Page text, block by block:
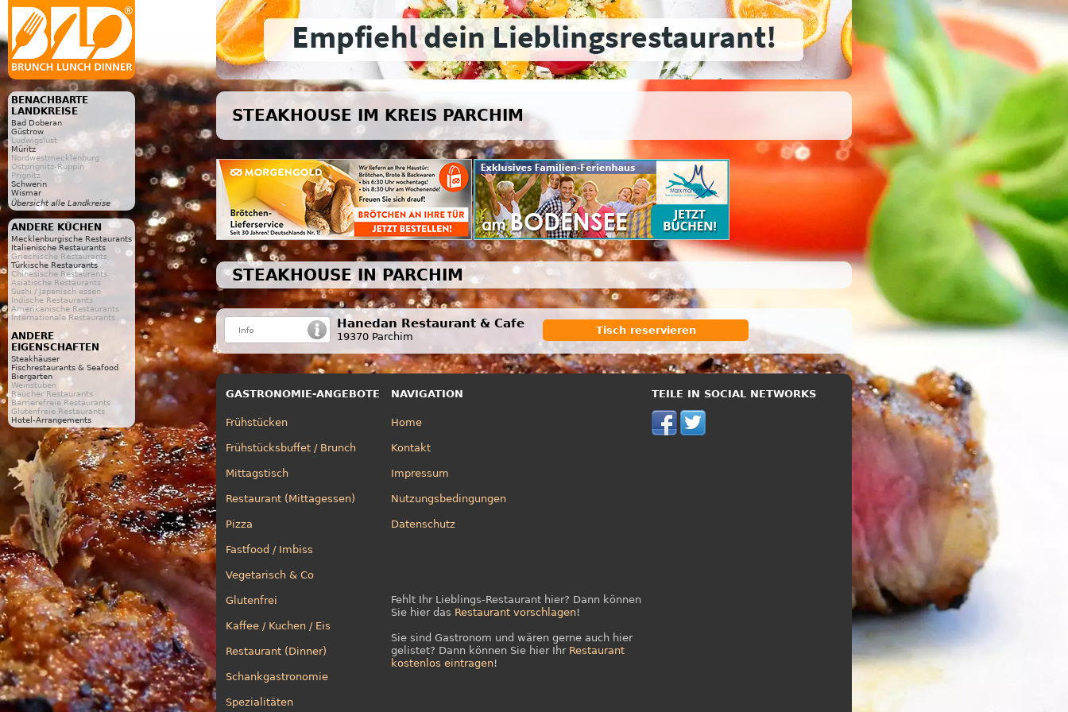
BENACHBARTE
LANDKREISE
Bad Doberan
Güstrow
Ludwigslust
Müritz
Nordwestmecklenburg
Ostprignitz-Ruppin
Prignitz
Schwerin
Wismar
Übersicht alle Landkreise
ANDERE KÜCHEN
Mecklenburgische Restaurants
Italienische Restaurants
Griechische Restaurants
Türkische Restaurants
Chinesische Restaurants
Asiatische Restaurants
Sushi / Japanisch essen
Indische Restaurants
Amerikanische Restaurants
Internationale Restaurants
ANDERE
EIGENSCHAFTEN
Steakhäuser
Fischrestaurants & Seafood
Biergarten
Weinstuben
Raucher Restaurants
Barrierefreie Restaurants
Glutenfreie Restaurants
Hotel-Arrangements
STEAKHOUSE IM KREIS PARCHIM
STEAKHOUSE IN PARCHIM
Hanedan Restaurant & Cafe
19370 Parchim
Tisch reservieren
GASTRONOMIE-ANGEBOTE
Frühstücken
Frühstücksbuffet / Brunch
Mittagstisch
Restaurant (Mittagessen)
Pizza
Fastfood / Imbiss
Vegetarisch & Co
Glutenfrei
Kaffee / Kuchen / Eis
Restaurant (Dinner)
Schankgastronomie
Spezialitäten
NAVIGATION
Home
Kontakt
Impressum
Nutzungsbedingungen
Datenschutz
Fehlt Ihr Lieblings-Restaurant hier? Dann können
Sie hier das Restaurant vorschlagen!
Sie sind Gastronom und wären gerne auch hier
gelistet? Dann können Sie hier Ihr Restaurant
kostenlos eintragen!
TEILE IN SOCIAL NETWORKS